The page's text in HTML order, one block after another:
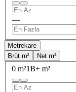
—
Metrekare
Brüt m²
Net m²
0 m²1B+ m²